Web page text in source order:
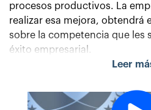
procesos productivos. La
realizar esa mejora, obtendrá
sobre la competencia que les
éxito empresarial.
referente al desarrollo y
Data basado en la analítica de
Leer